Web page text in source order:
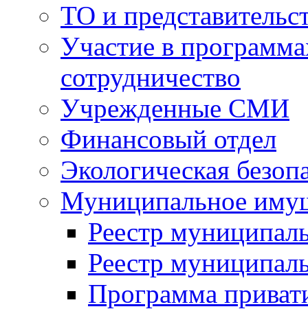
ТО и
Участие в
сотрудничество
Учрежденные СМИ
Финансовый отдел
Экологическая
Муниципальное
Реестр
Реестр
Программа